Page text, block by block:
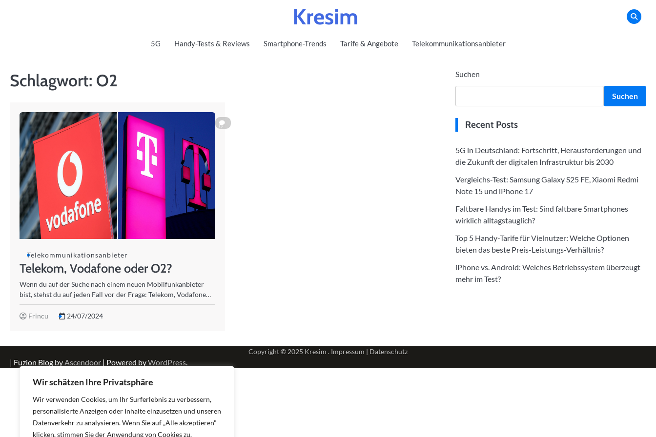
Wir schätzen Ihre Privatsphäre
Wir verwenden Cookies, um Ihr Surferlebnis zu verbessern,
personalisierte Anzeigen oder Inhalte einzusetzen und unseren
Datenverkehr zu analysieren. Wenn Sie auf „Alle akzeptieren"
klicken, stimmen Sie der Anwendung von Cookies zu.
Kresim
5G Handy-Tests & Reviews Smartphone-Trends Tarife & Angebote Telekommunikationsanbieter
Schlagwort: O2
0
Telekommunikationsanbieter
Telekom, Vodafone oder O2?
Wenn du auf der Suche nach einem neuen Mobilfunkanbieter
bist, stehst du auf jeden Fall vor der Frage: Telekom, Vodafone…
Frincu 24/07/2024
Suchen
Suchen
Recent Posts
5G in Deutschland: Fortschritt, Herausforderungen und
die Zukunft der digitalen Infrastruktur bis 2030
Vergleichs-Test: Samsung Galaxy S25 FE, Xiaomi Redmi
Note 15 und iPhone 17
Faltbare Handys im Test: Sind faltbare Smartphones
wirklich alltagstauglich?
Top 5 Handy-Tarife für Vielnutzer: Welche Optionen
bieten das beste Preis-Leistungs-Verhältnis?
iPhone vs. Android: Welches Betriebssystem überzeugt
mehr im Test?
Copyright © 2025 Kresim . Impressum | Datenschutz
| Fuzion Blog byAscendoor | Powered byWordPress.